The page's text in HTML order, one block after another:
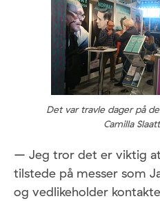
Det var travle dager på
Camilla
– Jeg tror det er viktig
tilstede på messer som
og vedlikeholder